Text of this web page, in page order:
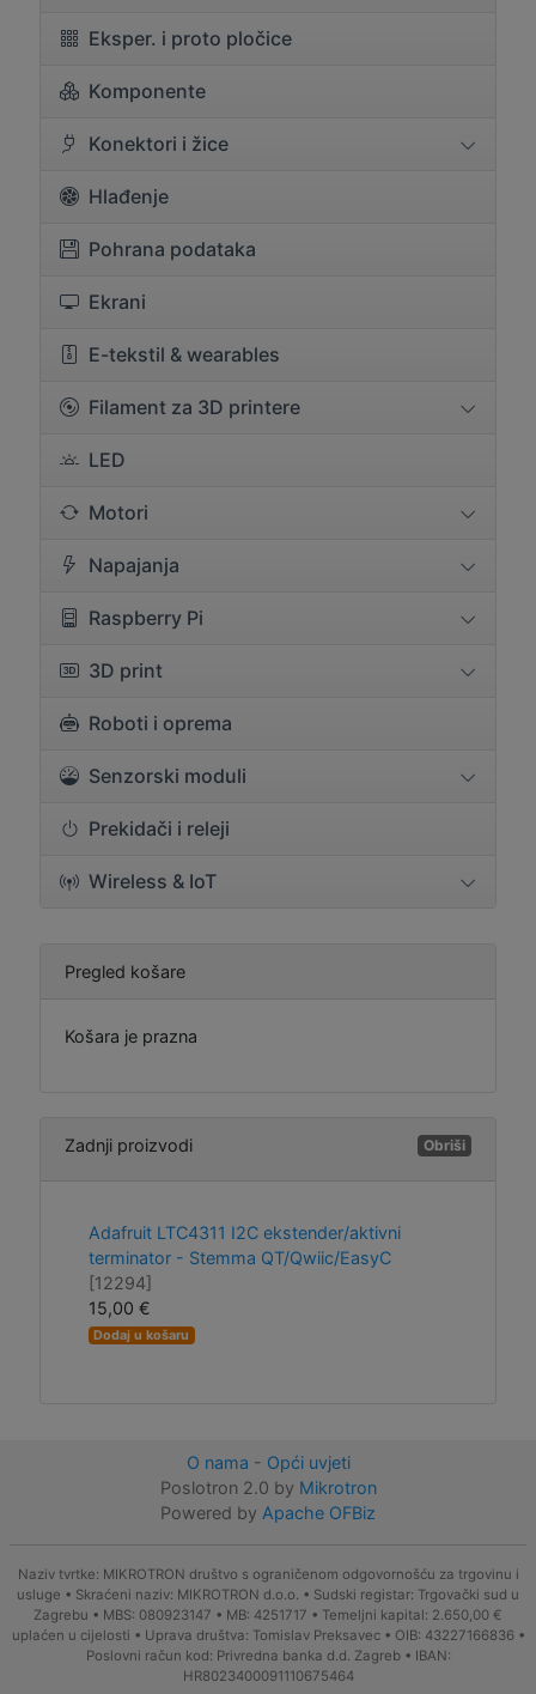
Eksper. i proto pločice
Komponente
Konektori i žice
Hlađenje
Pohrana podataka
Ekrani
E-tekstil & wearables
Filament za 3D printere
LED
Motori
Napajanja
Raspberry Pi
3D print
Roboti i oprema
Senzorski moduli
Prekidači i releji
Wireless & IoT
Pregled košare
Košara je prazna
Zadnji proizvodi Obriši
Adafruit LTC4311 I2C ekstender/aktivni
terminator - Stemma QT/Qwiic/EasyC
[12294]
15,00 €
Dodaj u košaru
O nama - Opći uvjeti
Poslotron 2.0 by Mikrotron
Powered by Apache OFBiz
Naziv tvrtke: MIKROTRON društvo s ograničenom odgovornošću za trgovinu i
usluge • Skraćeni naziv: MIKROTRON d.o.o. • Sudski registar: Trgovački sud u
Zagrebu • MBS: 080923147 • MB: 4251717 • Temeljni kapital: 2.650,00 €
uplaćen u cijelosti • Uprava društva: Tomislav Preksavec • OIB: 43227166836 •
Poslovni račun kod: Privredna banka d.d. Zagreb • IBAN:
HR8023400091110675464